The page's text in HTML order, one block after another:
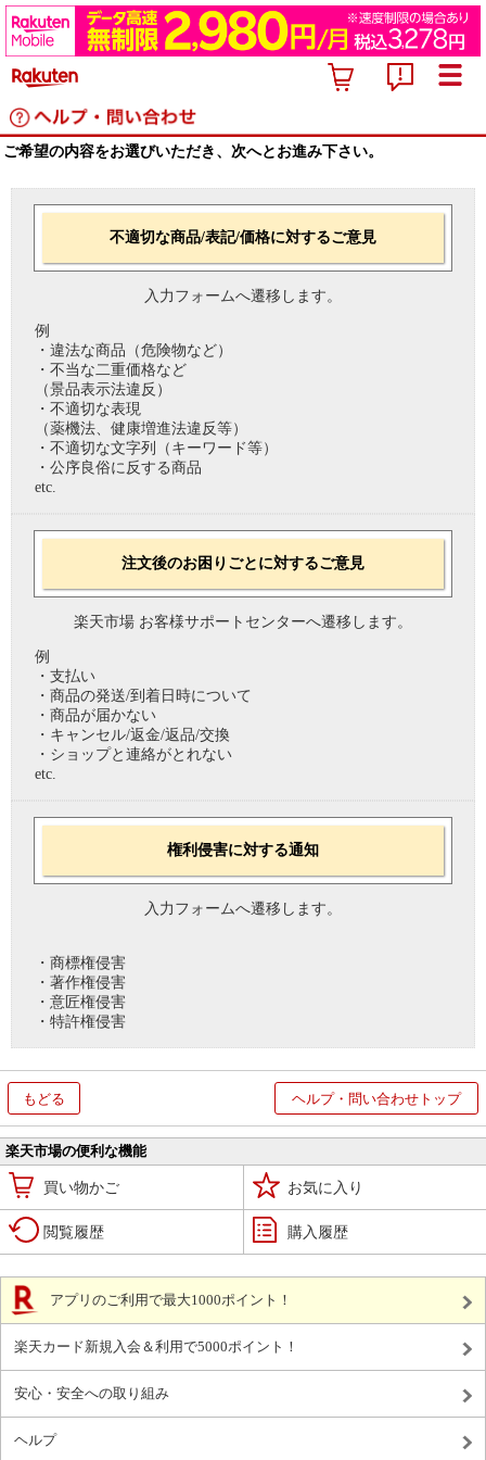
ご希望の内容をお選びいただき、次へとお進み下さい。
不適切な商品/表記/価格に対するご意見
入力フォームへ遷移します。
例
・違法な商品（危険物など）
・不当な二重価格など
（景品表示法違反）
・不適切な表現
（薬機法、健康増進法違反等）
・不適切な文字列（キーワード等）
・公序良俗に反する商品
etc.
注文後のお困りごとに対するご意見
楽天市場 お客様サポートセンターへ遷移します。
例
・支払い
・商品の発送/到着日時について
・商品が届かない
・キャンセル/返金/返品/交換
・ショップと連絡がとれない
etc.
権利侵害に対する通知
入力フォームへ遷移します。
・商標権侵害
・著作権侵害
・意匠権侵害
・特許権侵害
もどる ヘルプ・問い合わせトップ
楽天市場の便利な機能
買い物かご お気に入り
閲覧履歴 購入履歴
アプリのご利用で最大1000ポイント！
楽天カード新規入会＆利用で5000ポイント！
安心・安全への取り組み
ヘルプ